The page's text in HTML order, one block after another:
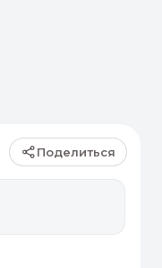
Поделиться